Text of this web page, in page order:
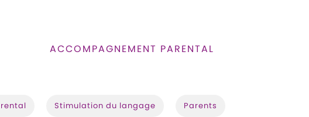
ACCOMPAGNEMENT PARENTAL
Stimulation du langage Parents